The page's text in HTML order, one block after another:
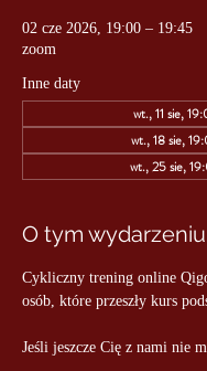
02 cze 2026, 19:00 – 19:45
zoom
Inne daty
wt., 11 sie,
wt., 18 sie,
wt., 25 sie,
O tym
Cykliczny trening online
osób, które przeszły kurs
Jeśli jeszcze Cię z nami nie